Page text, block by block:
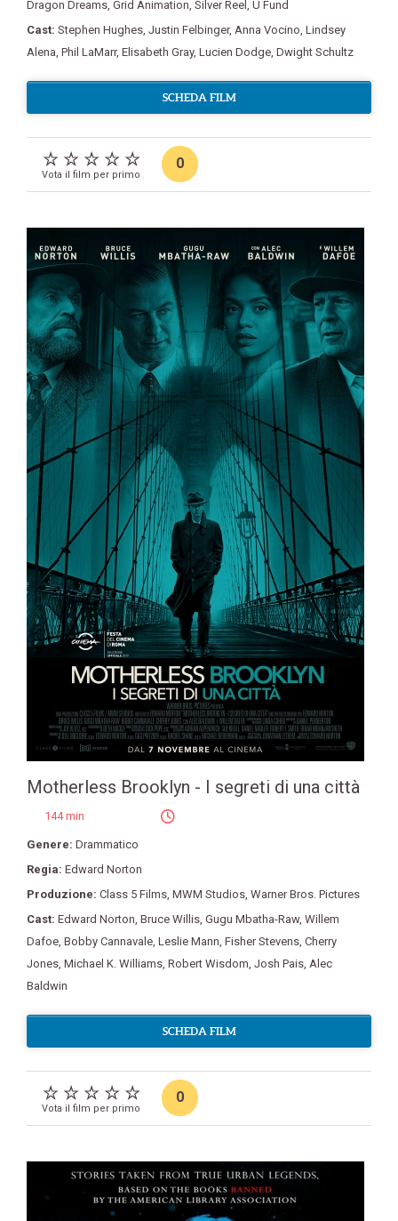
Dragon Dreams Grid Animation Silver Reel U Fund
Cast: Stephen Hughes Justin Felbinger, Anna Vocino Lindsey
Alena Phil LaMarr, Elisabeth Gray, Lucien Dodge Dwight Schultz
SCHEDA FILM
Vota il film per primo
0
Motherless Brooklyn - I segreti di una città
144 min
Genere: Drammatico
Regia: Edward Norton
Produzione: Class 5 Films, MWM Studios, Warner Bros. Pictures
Cast: Edward Norton, Bruce Willis, Gugu Mbatha-Raw, Willem
Dafoe, Bobby Cannavale, Leslie Mann, Fisher Stevens, Cherry
Jones, Michael K. Williams, Robert Wisdom, Josh Pais, Alec
Baldwin
SCHEDA FILM
Vota il film per primo
0